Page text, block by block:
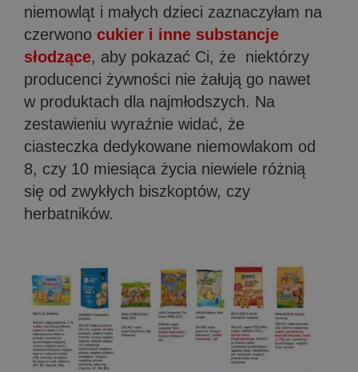
niemowląt i małych dzieci zaznaczyłam na
czerwono cukier i inne substancje
słodzące, aby pokazać Ci, że niektórzy
producenci żywności nie żałują go nawet
w produktach dla najmłodszych. Na
zestawieniu wyraźnie widać, że
ciasteczka dedykowane niemowlakom od
8, czy 10 miesiąca życia niewiele różnią
się od zwykłych biszkoptów, czy
herbatników.